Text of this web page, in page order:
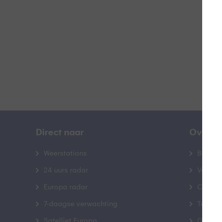
Direct naar
Weerstations
24 uurs radar
Europa radar
7-daagse verwachting
Over
Contact